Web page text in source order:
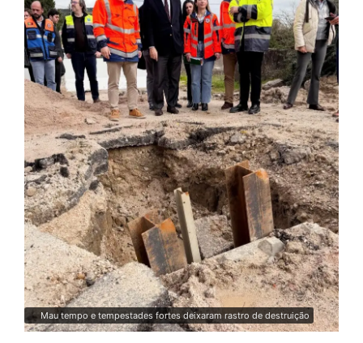
Mau tempo e tempestades fortes deixaram rastro de destruição